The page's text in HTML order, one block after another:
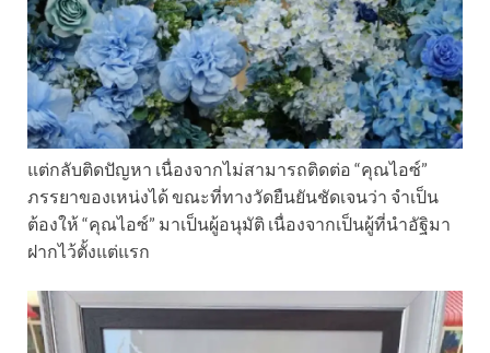
แต่กลับติดปัญหา เนื่องจากไม่สามารถติดต่อ “คุณไอซ์”
ภรรยาของเหน่งได้ ขณะที่ทางวัดยืนยันชัดเจนว่า จำเป็น
ต้องให้ “คุณไอซ์” มาเป็นผู้อนุมัติ เนื่องจากเป็นผู้ที่นำอัฐิมา
ฝากไว้ตั้งแต่แรก